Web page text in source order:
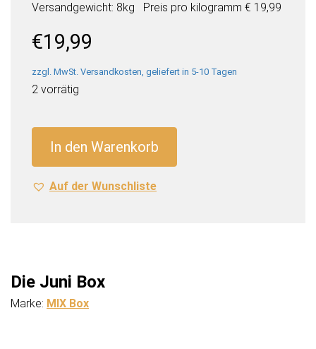
Versandgewicht: 8kg Preis pro kilogramm € 19,99
€19,99
zzgl. MwSt. Versandkosten, geliefert in 5-10 Tagen
2 vorrätig
Menge
In den Warenkorb
Auf der Wunschliste
Die Juni Box
Marke: MIX Box